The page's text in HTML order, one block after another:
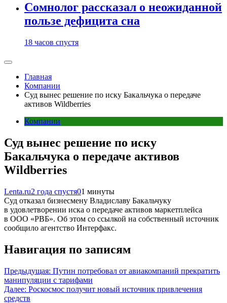
Сомнолог рассказал о неожиданной
пользе дефицита сна
18 часов спустя
Главная
Компании
Суд вынес решение по иску Бакальчука о передаче
активов Wildberries
Компании
Суд вынес решение по иску
Бакальчука о передаче активов
Wildberries
Lenta.ru2 года спустя01 минуты
Суд отказал бизнесмену Владиславу Бакальчуку
в удовлетворении иска о передаче активов маркетплейса
в ООО «РВБ». Об этом со ссылкой на собственный источник
сообщило агентство Интерфакс.
Навигация по записям
Предыдущая: Путин потребовал от авиакомпаний прекратить
манипуляции с тарифами
Далее: Роскосмос получит новый источник привлечения
средств